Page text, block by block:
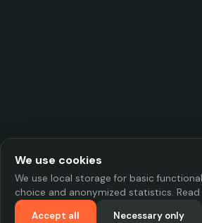
We use cookies
We use local storage for basic
choice and anonymized statistics.
Accept all
Necessary only